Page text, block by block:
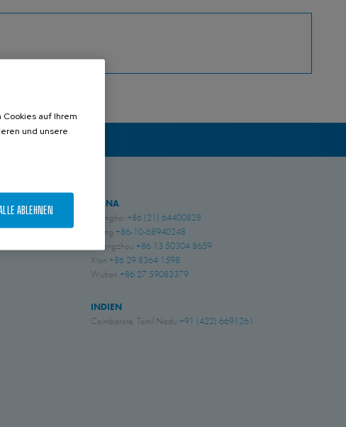
5369
CHINA
Shanghai +86 (21) 64400828
Beijing +86-10-68940248
Guangzhou +86 13 50304 8659
Xi'an +86 29 8364 1598
Wuhan +86 27 59083379
INDIEN
Coimbatore, Tamil Nadu +91 (422) 6691261
Cookies auf Ihrem
und unsere
ABLEHNEN